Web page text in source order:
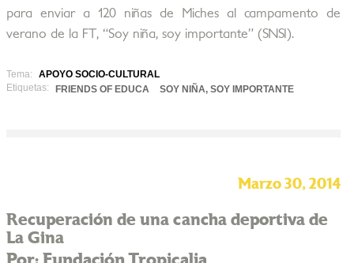
para enviar a 120 niñas de Miches al campamento de
verano de la FT, “Soy niña, soy importante” (SNSI).
Tema:
APOYO SOCIO-CULTURAL
Etiquetas:
FRIENDS OF EDUCA SOY NIÑA, SOY IMPORTANTE
Marzo 30, 2014
Recuperación de una cancha deportiva de
La Gina